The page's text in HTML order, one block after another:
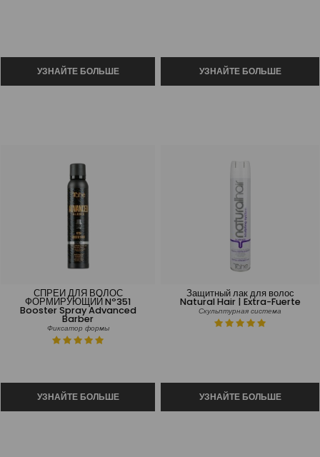
СПРЕЙ ДЛЯ ВОЛОС
ФОРМИРУЮЩИЙ Nº351
Booster Spray Advanced
Barber
Фиксатор формы
Защитный лак для волос
Natural Hair | Extra-Fuerte
Скульптурная система